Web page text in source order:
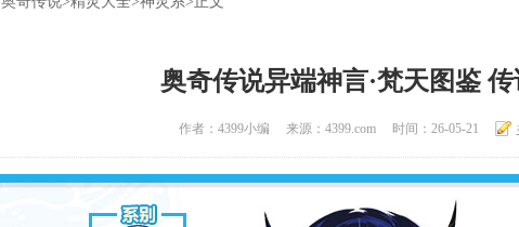
奥奇传说异端神言·梵天图鉴
作者：4399小编 来源：4399.com 时间：26-05-21